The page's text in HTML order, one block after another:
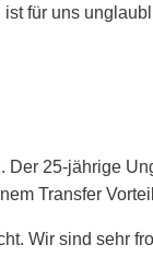
für uns
25-jährige
Transfer
Wir sind sehr